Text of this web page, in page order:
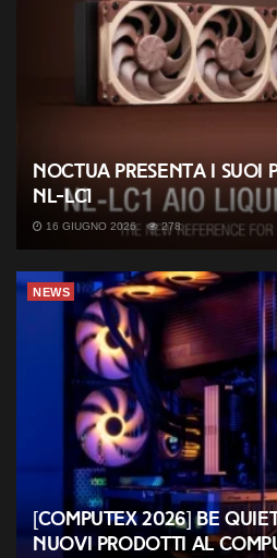
Noctua presenta i suoi
NL-LC1
16 GIUGNO 2026 278
NEWS
[COMPUTEX 2026] be
nuovi prodotti al